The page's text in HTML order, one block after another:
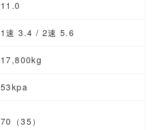
11.0
1速 3.4 / 2速 5.6
17,800kg
53kpa
70（35）